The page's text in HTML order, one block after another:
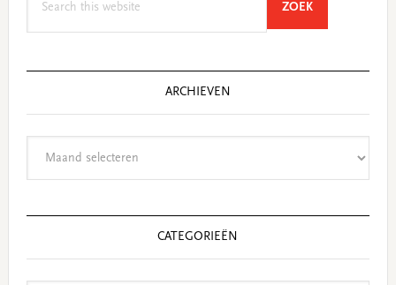
ZOEKSEARCH
ARCHIEVEN
CATEGORIEËN